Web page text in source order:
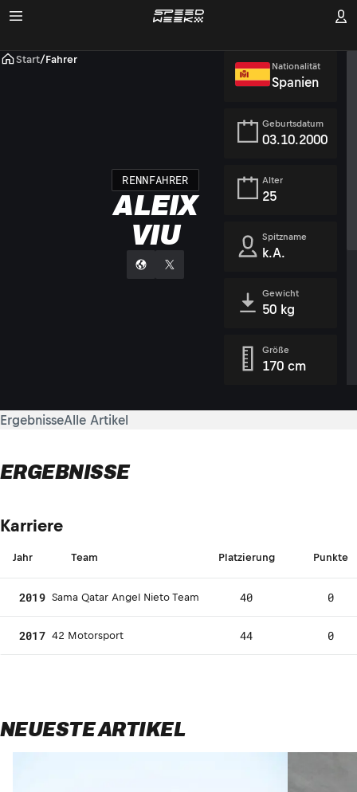
Start/Fahrer
RENNFAHRER
ALEIX
VIU
Nationalität
Spanien
Geburtsdatum
03.10.2000
Alter
25
Spitzname
k.A.
Gewicht
50 kg
Größe
170 cm
ErgebnisseAlle Artikel
ERGEBNISSE
Karriere
Jahr Team Platzierung Punkte
2019 Sama Qatar Angel Nieto Team 40 0
2017 42 Motorsport 44 0
NEUESTE ARTIKEL